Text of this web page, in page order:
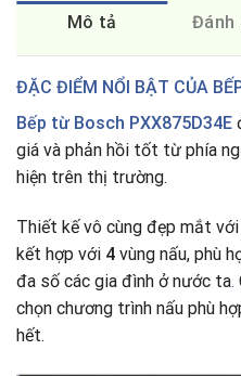
Mô tả Đánh
ĐẶC ĐIỂM NỔI BẬT CỦA
Bếp từ Bosch PXX875D34E
giá và phản hồi tốt từ phía
hiện trên thị trường.
Thiết kế vô cùng đẹp mắt
kết hợp với 4 vùng nấu, phù
đa số các gia đình ở nước ta.
chọn chương trình nấu phù
hết.